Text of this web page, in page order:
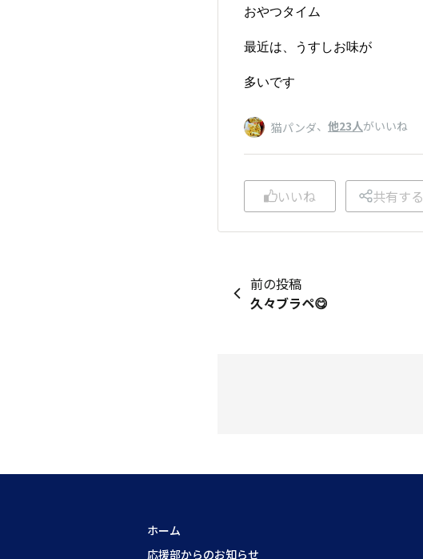
おやつタイム
最近は、うすしお味が
多いです
猫パンダ、 他23人がいいね
いいね 共有する
前の投稿
久々ブラペ😋
ホーム
応援部からのお知らせ